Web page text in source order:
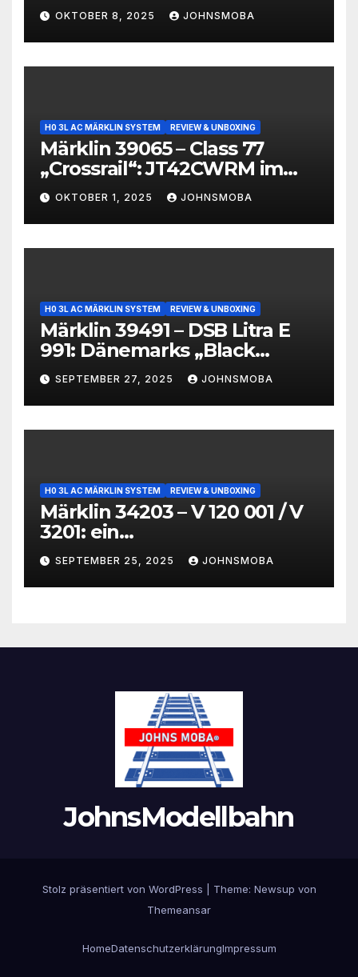
OKTOBER 8, 2025 JOHNSMOBA
H0 3L AC MÄRKLIN SYSTEM REVIEW & UNBOXING
Märklin 39065 – Class 77
„Crossrail“: JT42CWRM im
Modell
OKTOBER 1, 2025 JOHNSMOBA
H0 3L AC MÄRKLIN SYSTEM REVIEW & UNBOXING
Märklin 39491 – DSB Litra E
991: Dänemarks „Black
Beauty“ im Modell
SEPTEMBER 27, 2025 JOHNSMOBA
H0 3L AC MÄRKLIN SYSTEM REVIEW & UNBOXING
Märklin 34203 – V 120 001 / V
3201: ein
technikgeschichtliches
Unikum im Modell
SEPTEMBER 25, 2025 JOHNSMOBA
JohnsModellbahn
Stolz präsentiert von WordPress Theme: Newsup von
Themeansar
HomeDatenschutzerklärungImpressum